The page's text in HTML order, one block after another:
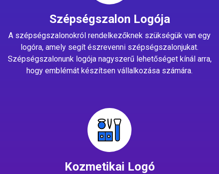
Szépségszalon Logója
A szépségszalonokról rendelkezőknek szükségük van egy
logóra, amely segít észrevenni szépségszalonjukat.
Szépségszalonunk logója nagyszerű lehetőséget kínál arra,
hogy emblémát készítsen vállalkozása számára.
Kozmetikai Logó